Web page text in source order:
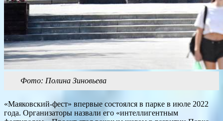
Фото: Полина Зиновьева
«Маяковский-фест» впервые состоялся в парке в июле 2022
года. Организаторы назвали его «интеллигентным